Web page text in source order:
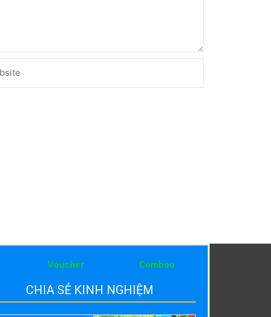
Voucher Comboo
CHIA SẺ KINH NGHIỆM